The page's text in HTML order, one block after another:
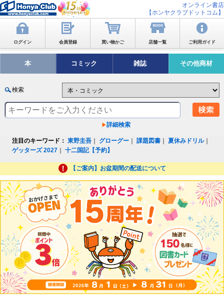
オンライン書店
【ホンヤクラブドットコム】
ログイン 会員登録 買い物かご 店舗一覧 ご利用ガイド
本 コミック 雑誌 その他商材
検索
詳細検索
注目のキーワード： 東野圭吾 グローグー ｜課題図書 ｜夏休みドリル｜
ゲッターズ 2027 ｜十二国記【予約】
【ご案内】お盆期間の配送について